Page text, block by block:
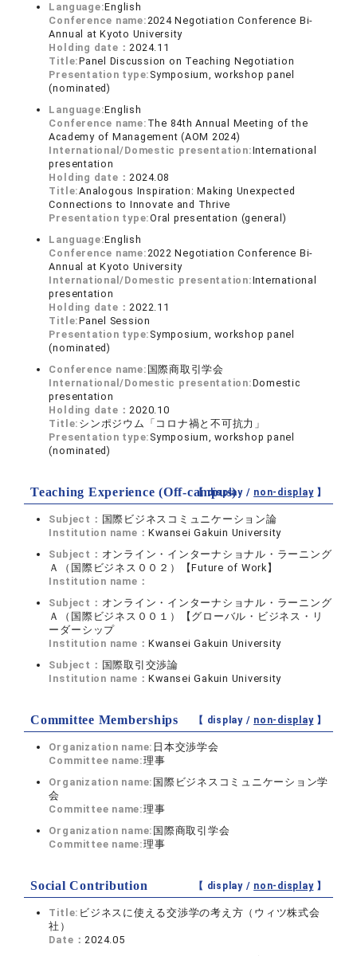
Language:English
Conference name:2024 Negotiation Conference Bi-
Annual at Kyoto University
Holding date：2024.11
Title:Panel Discussion on Teaching Negotiation
Presentation type: Symposium, workshop panel
(nominated)
Language:English
Conference name: The 84th Annual Meeting of the
Academy of Management (AOM 2024)
International/Domestic presentation:International
presentation
Holding date：2024.08
Title:Analogous Inspiration: Making Unexpected
Connections to Innovate and Thrive
Presentation type:Oral presentation (general)
Language:English
Conference name:2022 Negotiation Conference Bi-
Annual at Kyoto University
International/Domestic presentation:International
presentation
Holding date：2022.11
Title:Panel Session
Presentation type: Symposium, workshop panel
(nominated)
Conference name: 国際商取引学会
International/Domestic presentation:Domestic
presentation
Holding date：2020.10
Title: シンポジウム「コロナ禍と不可抗力」
Presentation type: Symposium, workshop panel
(nominated)
Teaching Experience (Off-campus)
【 display / non-display】
Subject： 国際ビジネスコミュニケーション論
Institution name：Kwansei Gakuin University
Subject： オンライン・インターナショナル・ラーニング
Ａ（国際ビジネス００２）【Future of Work】
Institution name：
Subject： オンライン・インターナショナル・ラーニング
Ａ（国際ビジネス００１）【グローバル・ビジネス・リ
ーダーシップ
Institution name：Kwansei Gakuin University
Subject： 国際取引交渉論
Institution name：Kwansei Gakuin University
Committee Memberships 【 display / non-display】
Organization name: 日本交渉学会
Committee name:理事
Organization name: 国際ビジネスコミュニケーション学
会
Committee name:理事
Organization name: 国際商取引学会
Committee name:理事
Social Contribution 【 display / non-display】
Title: ビジネスに使える交渉学の考え方（ウィツ株式会
社）
Date：2024.05